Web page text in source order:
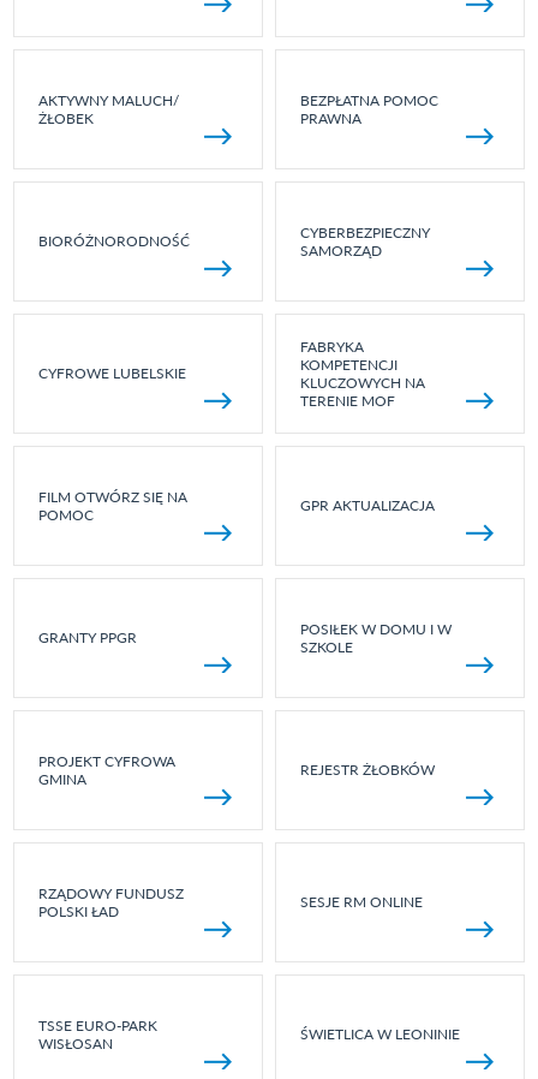
AKTYWNY MALUCH/
ŻŁOBEK
BEZPŁATNA POMOC
PRAWNA
BIORÓŻNORODNOŚĆ
CYBERBEZPIECZNY
SAMORZĄD
CYFROWE LUBELSKIE
FABRYKA
KOMPETENCJI
KLUCZOWYCH NA
TERENIE MOF
FILM OTWÓRZ SIĘ NA
POMOC
GPR AKTUALIZACJA
GRANTY PPGR
POSIŁEK W DOMU I W
SZKOLE
PROJEKT CYFROWA
GMINA
REJESTR ŻŁOBKÓW
RZĄDOWY FUNDUSZ
POLSKI ŁAD
SESJE RM ONLINE
TSSE EURO-PARK
WISŁOSAN
ŚWIETLICA W LEONINIE